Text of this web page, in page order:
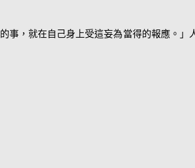
事，就在自己身上受這妄為當得的報應。」